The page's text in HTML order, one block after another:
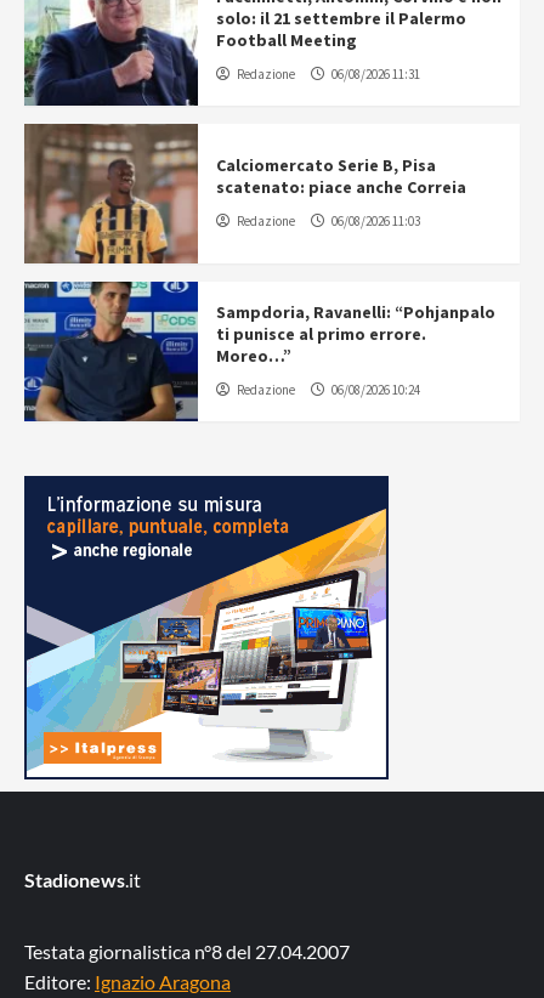
solo: il 21 settembre il Palermo
Football Meeting
Redazione 06/08/2026 11:31
Calciomercato Serie B, Pisa
scatenato: piace anche Correia
Redazione 06/08/2026 11:03
Sampdoria, Ravanelli: “Pohjanpalo
ti punisce al primo errore.
Moreo…”
Redazione 06/08/2026 10:24
Stadionews.it
Testata giornalistica n°8 del 27.04.2007
Editore: Ignazio Aragona